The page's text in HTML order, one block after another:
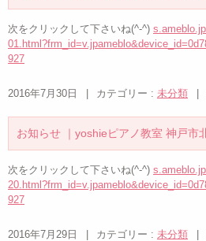
次をクリックして下さいね(^-^)
927
2016年7月30日 カテゴリー : 未分類
お知らせ ｜yoshieピアノ教室 神戸市
次をクリックして下さいね(^-^)
927
2016年7月29日 カテゴリー : 未分類